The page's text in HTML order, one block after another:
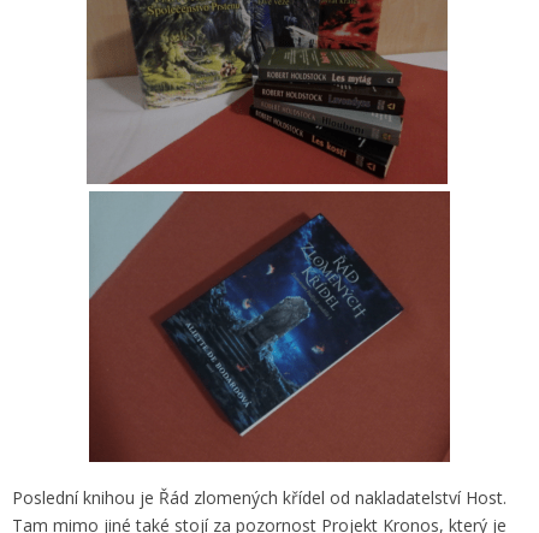
Poslední knihou je Řád zlomených křídel od nakladatelství Host.
Tam mimo jiné také stojí za pozornost Projekt Kronos, který je